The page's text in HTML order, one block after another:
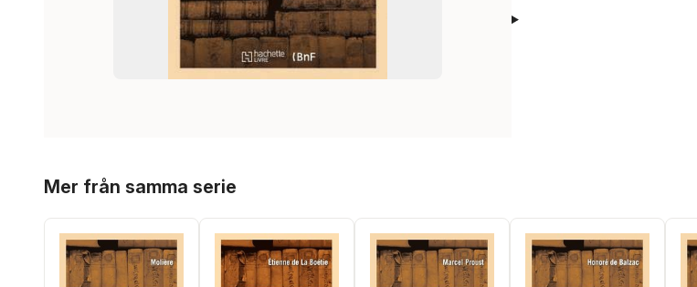
Mer från samma serie